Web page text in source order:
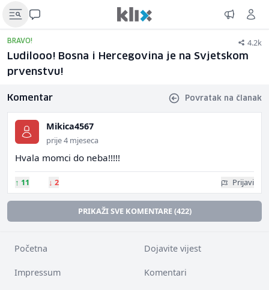
BRAVO! 4.2k
Ludilooo! Bosna i Hercegovina je na Svjetskom
prvenstvu!
Komentar Povratak na članak
Mikica4567
prije 4 mjeseca
Hvala momci do neba!!!!!
↑ 11 ↓ 2 Prijavi
PRIKAŽI SVE KOMENTARE (422)
Početna Dojavite vijest
Impressum Komentari